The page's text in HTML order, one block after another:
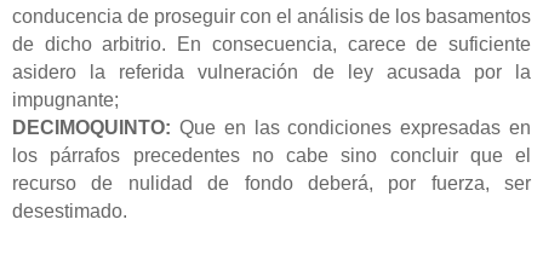
conducencia de proseguir con el análisis de los basamentos
de dicho arbitrio. En consecuencia, carece de suficiente
asidero la referida vulneración de ley acusada por la
impugnante;
DECIMOQUINTO: Que en las condiciones expresadas en
los párrafos precedentes no cabe sino concluir que el
recurso de nulidad de fondo deberá, por fuerza, ser
desestimado.